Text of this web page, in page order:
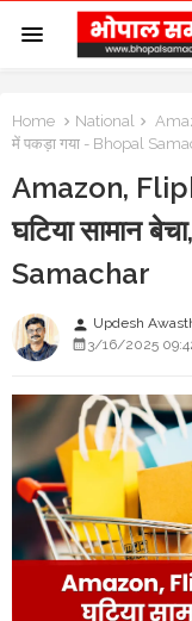
Home National
में पकड़ा गया - Bhopal
Amazon,
घटिया सामान
Samachar
person Updesh
3/16/2025